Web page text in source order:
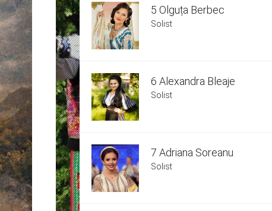
5 Olguța Berbec
Solist
6 Alexandra Bleaje
Solist
7 Adriana Soreanu
Solist